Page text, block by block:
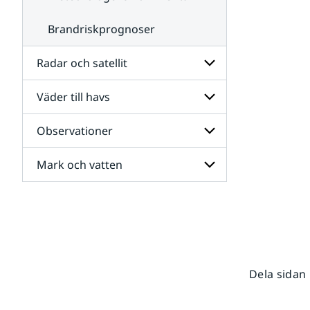
Brandriskprognoser
Radar och satellit
Undersidor
för
Radar
och
satellit
Väder till havs
Undersidor
för
Väder
till
havs
Observationer
Undersidor
för
Mark och vatten
Dela sidan